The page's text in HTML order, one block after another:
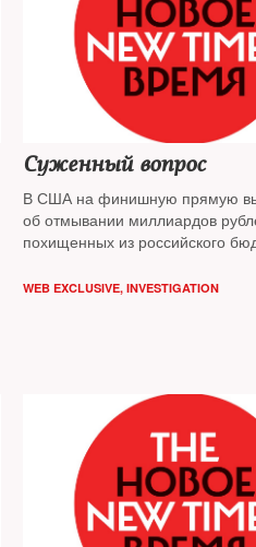
Суженный вопрос
В США на финишную прямую
об отмывании миллиардов
похищенных из российского
WEB EXCLUSIVE, INVESTIGATION